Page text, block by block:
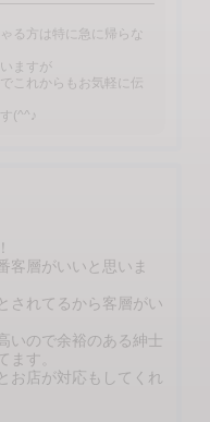
る方は特に急に帰らな
ますが
これからもお気軽に伝
(^^♪
客層がいいと思いま
されてるから客層がい
いので余裕のある紳士
ます。
お店が対応もしてくれ